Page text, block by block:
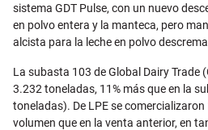
sistema GDT Pulse, con un nuevo
en polvo entera y la manteca, pero
alcista para la leche en polvo
La subasta 103 de Global Dairy Trade
3.232 toneladas, 11% más que en la
toneladas). De LPE se
volumen que en la venta anterior, en